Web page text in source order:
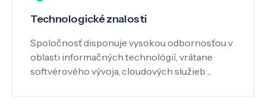
Technologické znalosti
Spoločnosť disponuje vysokou odbornosťou v
oblasti informačných technológií, vrátane
softvérového vývoja, cloudových služieb ...